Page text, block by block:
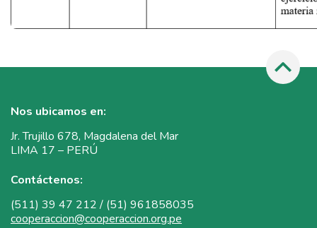
Nos ubicamos en:
Jr. Trujillo 678, Magdalena del Mar
LIMA 17 – PERÚ
Contáctenos:
(511) 39 47 212 / (51) 961858035
cooperaccion@cooperaccion.org.pe